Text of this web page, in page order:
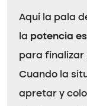
Aquí la pala
la potencia
para finalizar
Cuando la
apretar y